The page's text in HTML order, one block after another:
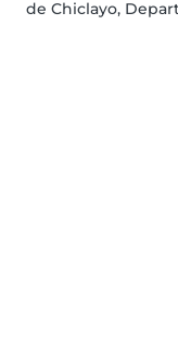
de Chiclayo,